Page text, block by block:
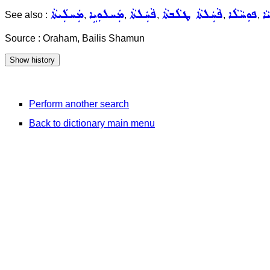
See also : ܡܲܚܠܲܝܬܵܐ, ܡܲܚܠܘܼܝܹܐ, ܦܵܚܲܠܬܵܐ, ܦܵܚܲܠܬܵܐ ܛܠܵܒܬܵܐ, ܦܘܼܚܵܠܵܐ,
Source : Oraham, Bailis Shamun
Perform another search
Back to dictionary main menu